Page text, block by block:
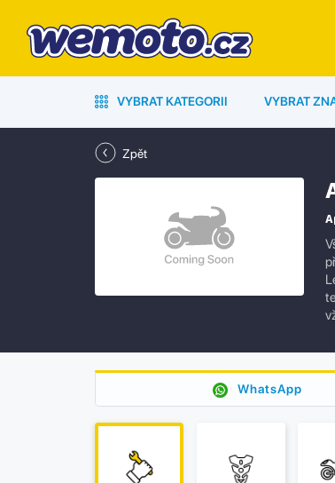
VYBRAT KATEGORII VYBRAT
Zpět
WhatsApp